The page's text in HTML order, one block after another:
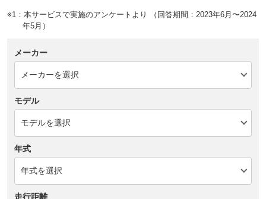
※1：本サービスで実施のアンケートより （回答期間：2023年6月〜2024
年5月）
メーカー
モデル
年式
走行距離